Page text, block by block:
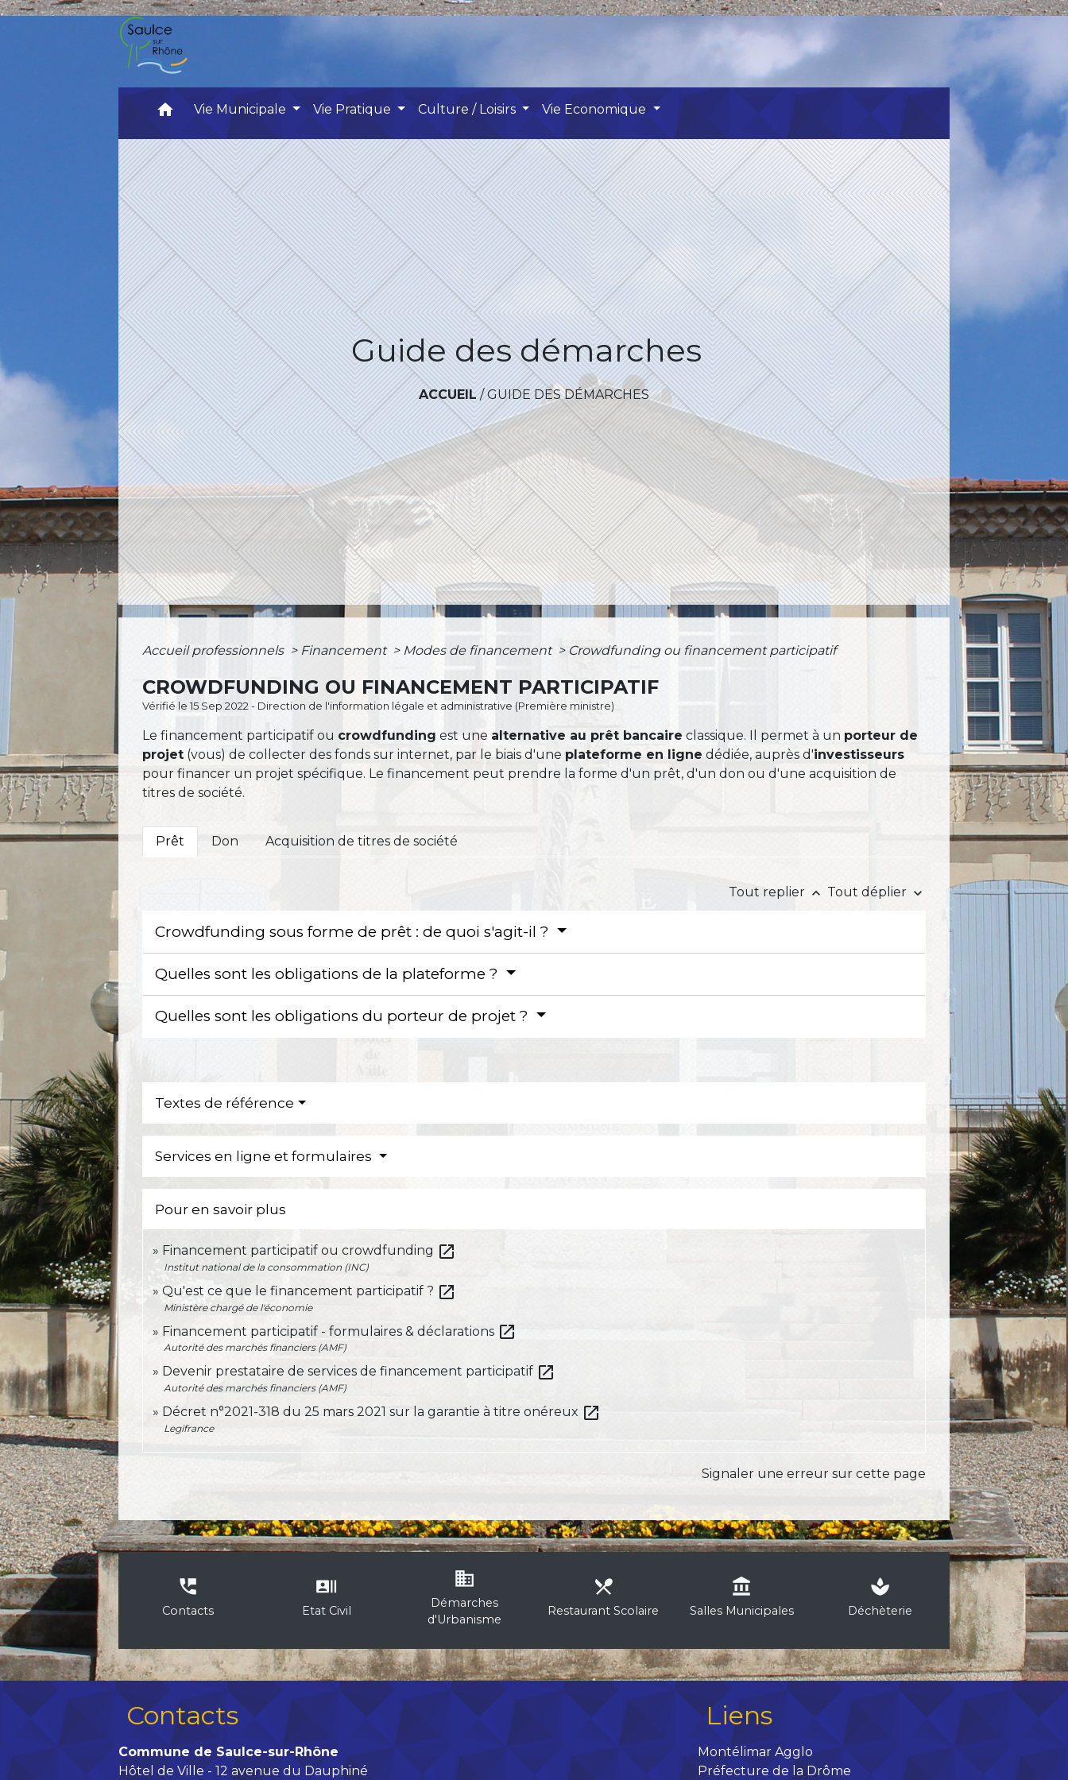
home Vie Municipale Vie Pratique Culture / Loisirs Vie Economique
Guide des démarches
ACCUEIL/GUIDE DES DÉMARCHES
Accueil professionnels > Financement > Modes de financement > Crowdfunding ou financement participatif
CROWDFUNDING OU FINANCEMENT PARTICIPATIF
Vérifié le 15 Sep 2022 - Direction de l'information légale et administrative (Première ministre)
Le financement participatif ou crowdfunding est une alternative au prêt bancaire classique. Il permet à un porteur de
projet (vous) de collecter des fonds sur internet, par le biais d'une plateforme en ligne dédiée, auprès d'investisseurs
pour financer un projet spécifique. Le financement peut prendre la forme d'un prêt, d'un don ou d'une acquisition de
titres de société.
Prêt Don Acquisition de titres de société
Tout replier keyboard_arrow_up Tout déplier keyboard_arrow_down
Crowdfunding sous forme de prêt : de quoi s'agit-il ?
Quelles sont les obligations de la plateforme ?
Quelles sont les obligations du porteur de projet ?
Textes de référence
Services en ligne et formulaires
Pour en savoir plus
Financement participatif ou crowdfunding open_in_new
Institut national de la consommation (INC)
Qu'est ce que le financement participatif ? open_in_new
Ministère chargé de l'économie
Financement participatif - formulaires & déclarations open_in_new
Autorité des marchés financiers (AMF)
Devenir prestataire de services de financement participatif open_in_new
Autorité des marchés financiers (AMF)
Décret n°2021-318 du 25 mars 2021 sur la garantie à titre onéreux open_in_new
Legifrance
Signaler une erreur sur cette page
perm_phone_msg
Contacts
recent_actors
Etat Civil
business
Démarches
d'Urbanisme
local_dining
Restaurant Scolaire
account_balance
Salles Municipales
spa
Déchèterie
Contacts
Commune de Saulce-sur-Rhône
Hôtel de Ville - 12 avenue du Dauphiné
Liens
Montélimar Agglo
Préfecture de la Drôme